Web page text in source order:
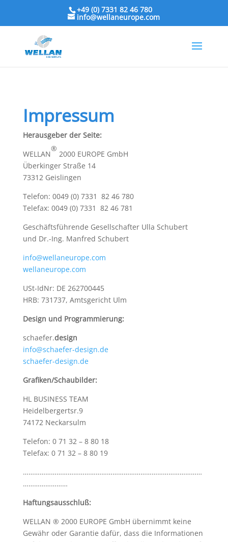
+49 (0) 7331 82 46 780
info@wellaneurope.com
Impressum
Herausgeber der Seite:
WELLAN
®
2000 EUROPE GmbH
Überkinger Straße 14
73312 Geislingen
Telefon: 0049 (0) 7331 82 46 780
Telefax: 0049 (0) 7331 82 46 781
Geschäftsführende Gesellschafter Ulla Schubert
und Dr.-Ing. Manfred Schubert
info@wellaneurope.com
wellaneurope.com
USt-IdNr: DE 262700445
HRB: 731737, Amtsgericht Ulm
Design und Programmierung:
schaefer.design
info@schaefer-design.de
schaefer-design.de
Grafiken/Schaubilder:
HL BUSINESS TEAM
Heidelbergertsr.9
74172 Neckarsulm
Telefon: 0 71 32 – 8 80 18
Telefax: 0 71 32 – 8 80 19
……………………………………………………………………………………
……………………
Haftungsausschluß:
WELLAN ® 2000 EUROPE GmbH übernimmt keine
Gewähr oder Garantie dafür, dass die Informationen